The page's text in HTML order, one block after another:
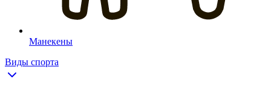
Манекены
Виды спорта